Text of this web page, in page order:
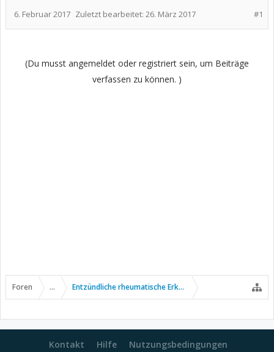
#1
6. Februar 2017 Zuletzt bearbeitet: 26. März 2017
(Du musst angemeldet oder registriert sein, um Beiträge
verfassen zu können. )
Foren ... Entzündliche rheumatische Erkrankungen
Kontakt Hilfe Nutzungsbedingungen